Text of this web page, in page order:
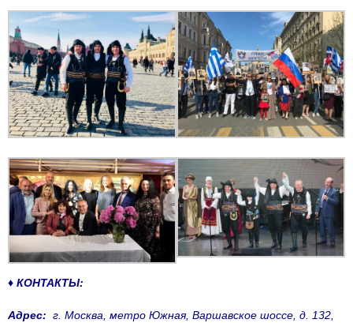
♦ КОНТАКТЫ:
Адрес: г. Москва, метро Южная, Варшавское шоссе, д. 132,